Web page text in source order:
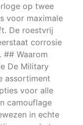
op twee
voor maximale
De roestvrij
corrosie
Waarom
De Military
assortiment
voor alle
camouflage
in echte